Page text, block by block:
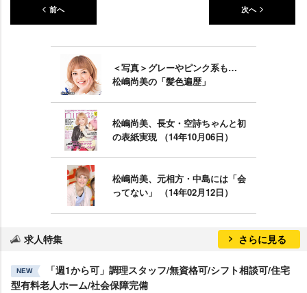
前へ 次へ
＜写真＞グレーやピンク系も…
松嶋尚美の「髪色遍歴」
松嶋尚美、長女・空詩ちゃんと初
の表紙実現 （14年10月06日）
松嶋尚美、元相方・中島には「会
ってない」 （14年02月12日）
求人特集 さらに見る
NEW
「週1から可」調理スタッフ/無資格可/シフト相談可/住宅
型有料老人ホーム/社会保障完備